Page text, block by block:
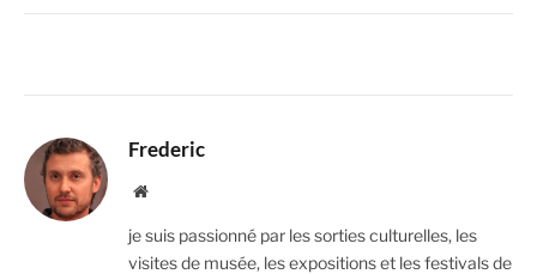
Frederic
Website
je suis passionné par les sorties culturelles, les
visites de musée, les expositions et les festivals de